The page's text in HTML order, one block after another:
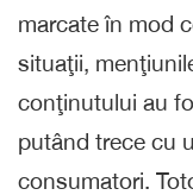
marcate în mod
situaţii,
conţinutului au
putând trece cu
consumatori.